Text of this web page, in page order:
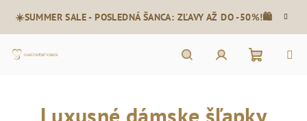
obsah
☀️SUMMER SALE - POSLEDNÁ ŠANCA: ZĽAVY AŽ DO -50%!🛍️
košík